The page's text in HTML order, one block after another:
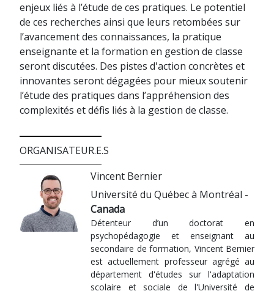
enjeux liés à l’étude de ces pratiques. Le potentiel
de ces recherches ainsi que leurs retombées sur
l’avancement des connaissances, la pratique
enseignante et la formation en gestion de classe
seront discutées. Des pistes d'action concrètes et
innovantes seront dégagées pour mieux soutenir
l’étude des pratiques dans l’appréhension des
complexités et défis liés à la gestion de classe.
ORGANISATEUR.E.S
Vincent Bernier
Université du Québec à Montréal -
Canada
Détenteur d’un doctorat en
psychopédagogie et enseignant au
secondaire de formation, Vincent Bernier
est actuellement professeur agrégé au
département d'études sur l'adaptation
scolaire et sociale de l'Université de